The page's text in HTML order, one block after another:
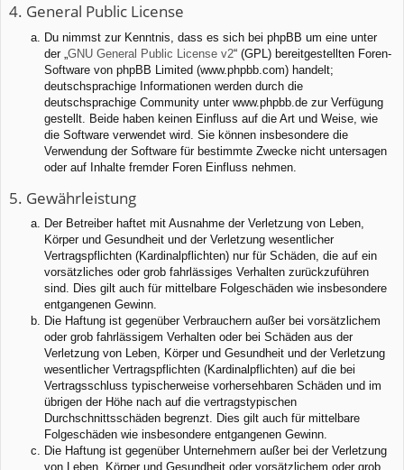
4. General Public License
Du nimmst zur Kenntnis, dass es sich bei phpBB um eine unter
der „ GNU General Public License v2“ (GPL) bereitgestellten Foren-
Software von phpBB Limited (www.phpbb.com) handelt;
deutschsprachige Informationen werden durch die
deutschsprachige Community unter www.phpbb.de zur Verfügung
gestellt. Beide haben keinen Einfluss auf die Art und Weise, wie
die Software verwendet wird. Sie können insbesondere die
Verwendung der Software für bestimmte Zwecke nicht untersagen
oder auf Inhalte fremder Foren Einfluss nehmen.
5. Gewährleistung
Der Betreiber haftet mit Ausnahme der Verletzung von Leben,
Körper und Gesundheit und der Verletzung wesentlicher
Vertragspflichten (Kardinalpflichten) nur für Schäden, die auf ein
vorsätzliches oder grob fahrlässiges Verhalten zurückzuführen
sind. Dies gilt auch für mittelbare Folgeschäden wie insbesondere
entgangenen Gewinn.
Die Haftung ist gegenüber Verbrauchern außer bei vorsätzlichem
oder grob fahrlässigem Verhalten oder bei Schäden aus der
Verletzung von Leben, Körper und Gesundheit und der Verletzung
wesentlicher Vertragspflichten (Kardinalpflichten) auf die bei
Vertragsschluss typischerweise vorhersehbaren Schäden und im
übrigen der Höhe nach auf die vertragstypischen
Durchschnittsschäden begrenzt. Dies gilt auch für mittelbare
Folgeschäden wie insbesondere entgangenen Gewinn.
Die Haftung ist gegenüber Unternehmern außer bei der Verletzung
von Leben, Körper und Gesundheit oder vorsätzlichem oder grob